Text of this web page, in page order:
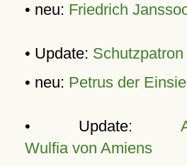
• neu: Friedrich
• Update:
• neu: Petrus der
• Update:
Wulfia von Amiens